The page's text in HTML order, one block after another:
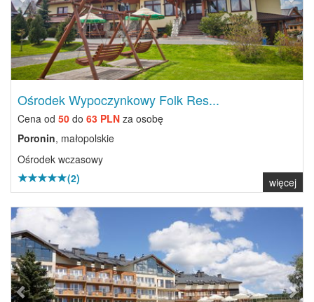
Ośrodek Wypoczynkowy Folk Res...
Cena od 50 do 63 PLN za osobę
Poronin, małopolskie
Ośrodek wczasowy
(2)
więcej
Previous Next